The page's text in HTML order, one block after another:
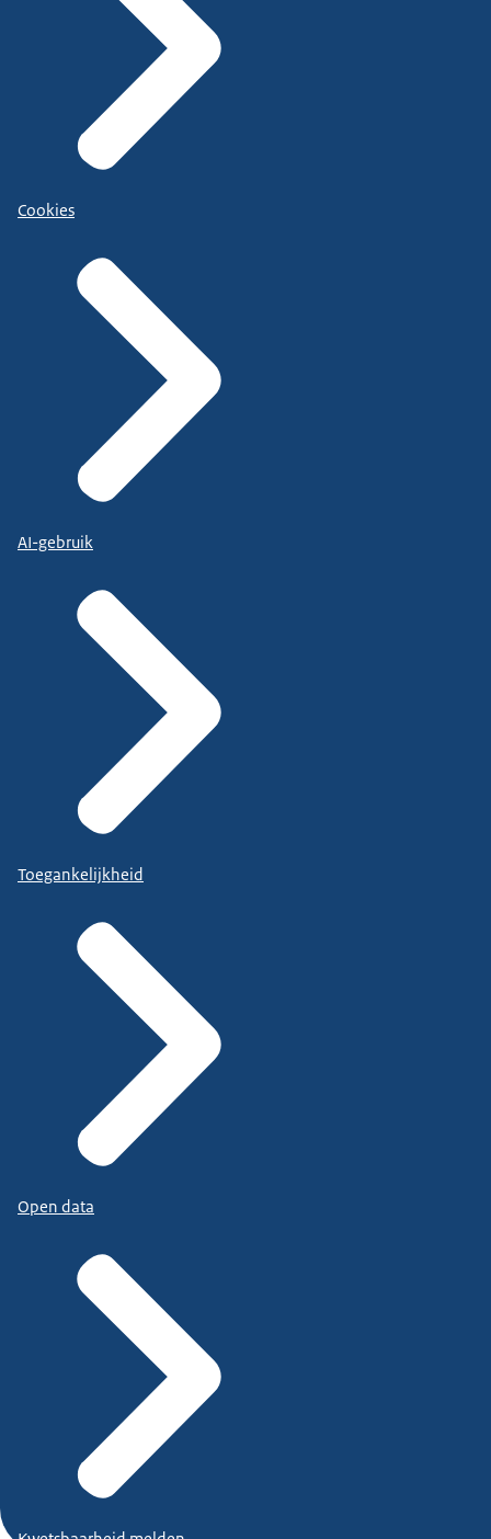
Cookies
AI-gebruik
Toegankelijkheid
Open data